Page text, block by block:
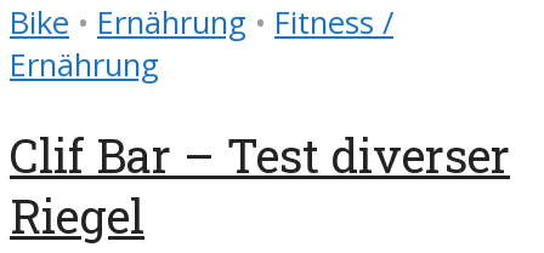
Bike • Ernährung • Fitness /
Ernährung
Clif Bar – Test diverser
Riegel